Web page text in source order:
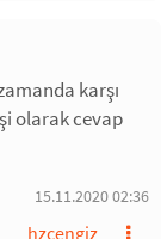
karşı
olarak cevap
15.11.2020 02:36
hzcengiz